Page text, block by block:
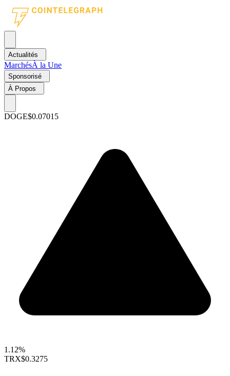
Actualités
MarchésÀ la Une
Sponsorisé
À Propos
DOGE$0.07015
1.12%
TRX$0.3275